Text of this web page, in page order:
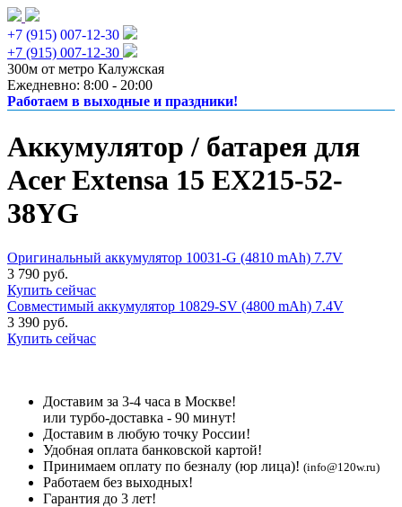
+7 (915) 007-12-30
+7 (915) 007-12-30
300м от метро Калужская
Ежедневно: 8:00 - 20:00
Работаем в выходные и праздники!
Аккумулятор / батарея для
Acer Extensa 15 EX215-52-
38YG
Оригинальный аккумулятор 10031-G (4810 mAh) 7.7V
3 790 руб.
Купить сейчас
Совместимый аккумулятор 10829-SV (4800 mAh) 7.4V
3 390 руб.
Купить сейчас
Доставим за 3-4 часа в Москве!
или турбо-доставка - 90 минут!
Доставим в любую точку России!
Удобная оплата банковской картой!
Принимаем оплату по безналу (юр лица)! (info@120w.ru)
Работаем без выходных!
Гарантия до 3 лет!